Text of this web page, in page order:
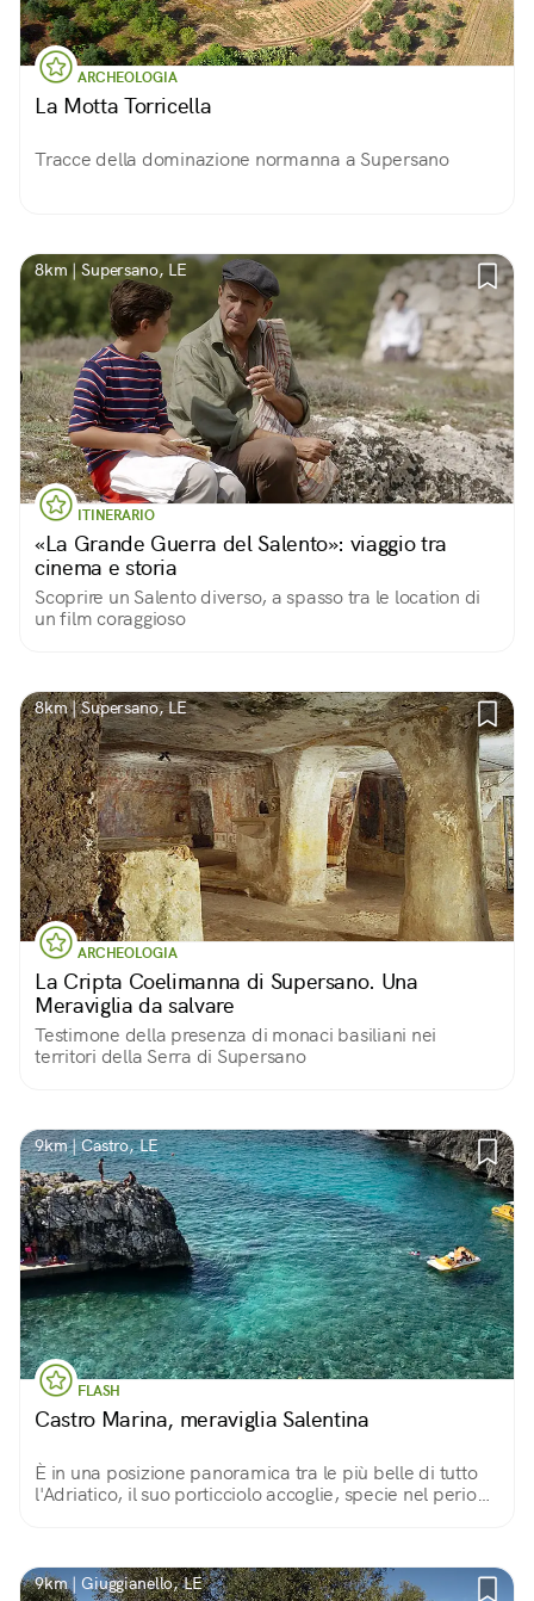
ARCHEOLOGIA
La Motta Torricella
Tracce della dominazione normanna a Supersano
8km | Supersano, LE
ITINERARIO
«La Grande Guerra del Salento»: viaggio tra
cinema e storia
Scoprire un Salento diverso, a spasso tra le location di
un film coraggioso
8km | Supersano, LE
ARCHEOLOGIA
La Cripta Coelimanna di Supersano. Una
Meraviglia da salvare
Testimone della presenza di monaci basiliani nei
territori della Serra di Supersano
9km | Castro, LE
FLASH
Castro Marina, meraviglia Salentina
È in una posizione panoramica tra le più belle di tutto
l'Adriatico, il suo porticciolo accoglie, specie nel periodo
9km | Giuggianello, LE